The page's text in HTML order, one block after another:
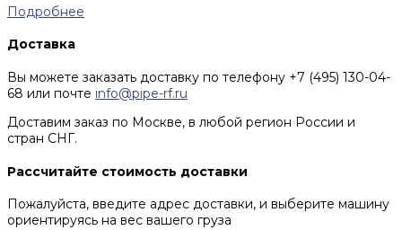
Подробнее
Доставка
Вы можете заказать доставку по телефону +7 (495) 130-04-
68 или почте info@pipe-rf.ru
Доставим заказ по Москве, в любой регион России и
стран СНГ.
Рассчитайте стоимость доставки
Пожалуйста, введите адрес доставки, и выберите машину
ориентируясь на вес вашего груза